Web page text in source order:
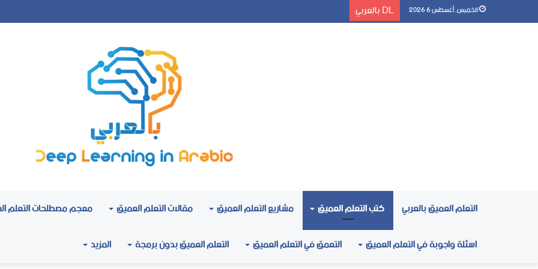
الخميس, أغسطس 6 2026 DL بالعربي
التعلم العميق بالعربي كتب التعلم العميق مشاريع التعلم العميق مقالات التعلم العميق
معجم مصطلحات التعلم
اسئلة واجوبة في التعلم العميق
التعمق في التعلم العميق التعلم العميق بدون برمجة المزيد